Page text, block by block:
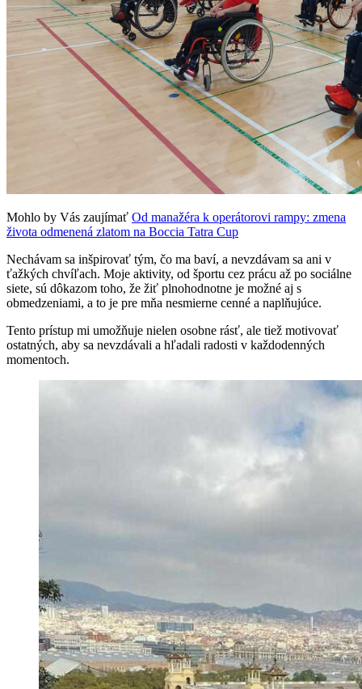
Mohlo by Vás zaujímať Od manažéra k operátorovi rampy: zmena
života odmenená zlatom na Boccia Tatra Cup
Nechávam sa inšpirovať tým, čo ma baví, a nevzdávam sa ani v
ťažkých chvíľach. Moje aktivity, od športu cez prácu až po sociálne
siete, sú dôkazom toho, že žiť plnohodnotne je možné aj s
obmedzeniami, a to je pre mňa nesmierne cenné a naplňujúce.
Tento prístup mi umožňuje nielen osobne rásť, ale tiež motivovať
ostatných, aby sa nevzdávali a hľadali radosti v každodenných
momentoch.